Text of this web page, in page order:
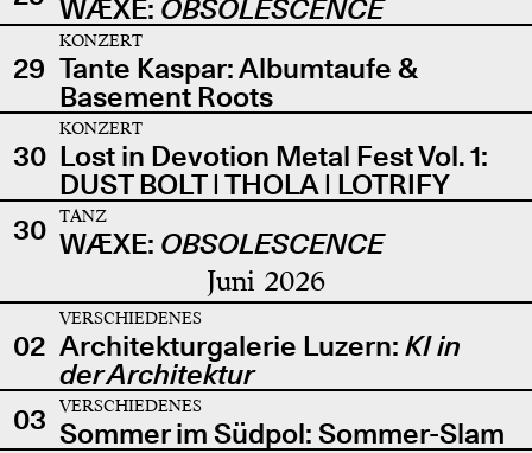
WÆXE: OBSOLESCENCE
29
KONZERT
Tante Kaspar: Albumtaufe &
Basement Roots
30
KONZERT
Lost in Devotion Metal Fest Vol. 1:
DUST BOLT | THOLA | LOTRIFY
30
TANZ
WÆXE: OBSOLESCENCE
Juni 2026
02
VERSCHIEDENES
Architekturgalerie Luzern: KI in
der Architektur
03
VERSCHIEDENES
Sommer im Südpol: Sommer-Slam